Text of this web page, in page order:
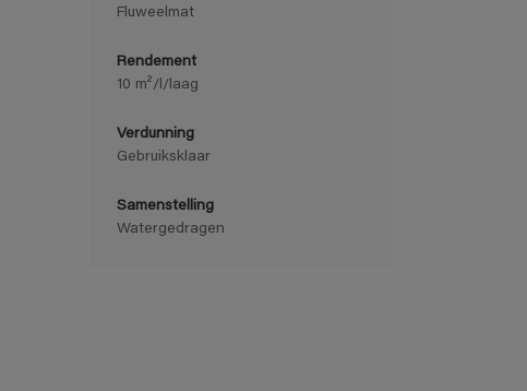
Fluweelmat
Rendement
10 m²/l/laag
Verdunning
Gebruiksklaar
Samenstelling
Watergedragen